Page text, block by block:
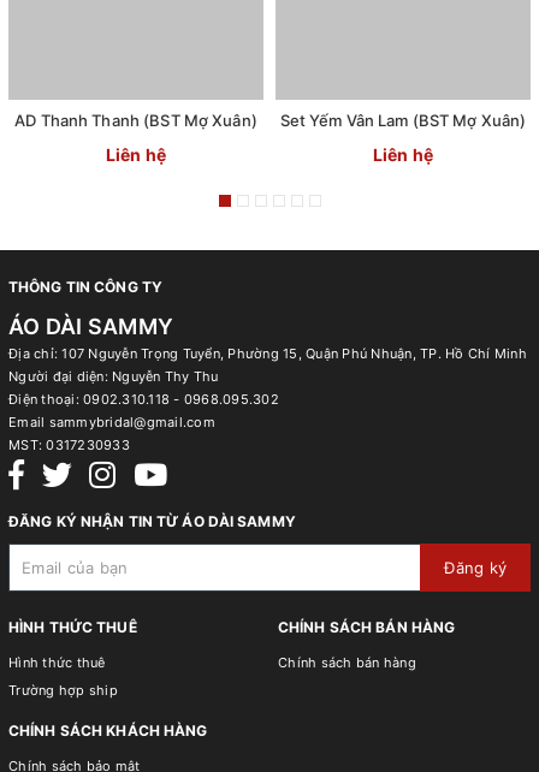
AD Thanh Thanh (BST Mợ Xuân)
Liên hệ
Set Yếm Vân Lam (BST Mợ Xuân)
Liên hệ
THÔNG TIN CÔNG TY
ÁO DÀI SAMMY
Địa chỉ: 107 Nguyễn Trọng Tuyển, Phường 15, Quận Phú Nhuận, TP. Hồ Chí Minh
Người đại diện: Nguyễn Thy Thu
Điện thoại: 0902.310.118 - 0968.095.302
Email sammybridal@gmail.com
MST:0317230933
ĐĂNG KÝ NHẬN TIN TỪ ÁO DÀI SAMMY
Đăng ký
HÌNH THỨC THUÊ
Hình thức thuê
Trường hợp ship
CHÍNH SÁCH BÁN HÀNG
Chính sách bán hàng
CHÍNH SÁCH KHÁCH HÀNG
Chính sách bảo mật